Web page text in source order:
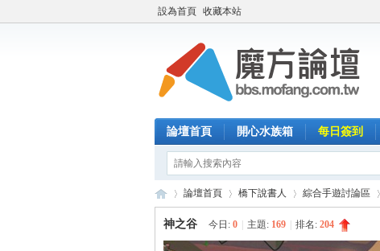
設為首頁 收藏本站
論壇首頁 開心水族箱 每日簽到
論壇首頁 橋下說書人 綜合手遊討論區
神之谷 今日: 0 主題: 169 排名: 204